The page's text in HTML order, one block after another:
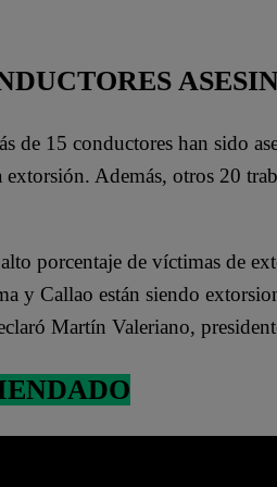
de 15 conductores han sido
extorsión. Además, otros 20
porcentaje de víctimas de
y Callao están siendo
Martín Valeriano,